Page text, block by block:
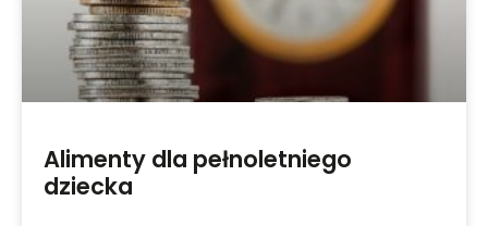
Alimenty dla pełnoletniego
dziecka